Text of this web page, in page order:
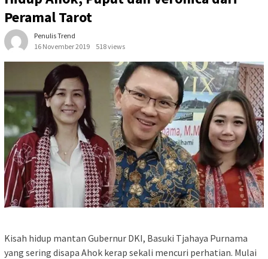
Peramal Tarot
Penulis Trend
16 November 2019
518 views
Kisah hidup mantan Gubernur DKI, Basuki Tjahaya Purnama
yang sering disapa Ahok kerap sekali mencuri perhatian. Mulai